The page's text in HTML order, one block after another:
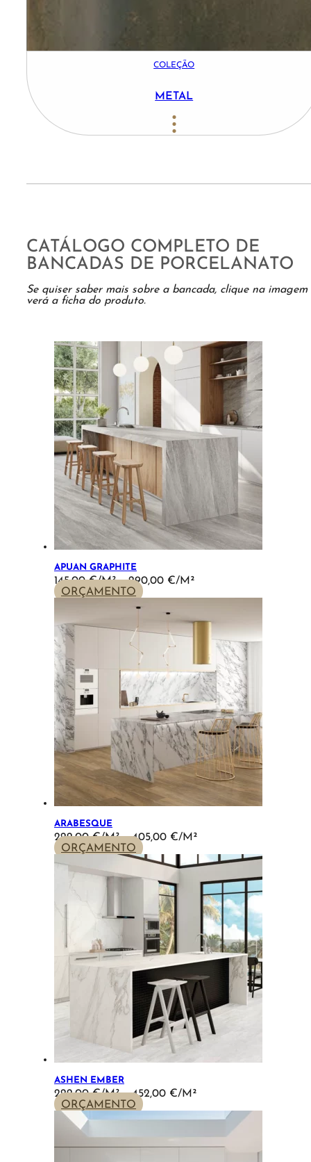
COLEÇÃO
METAL
CATÁLOGO COMPLETO DE
BANCADAS DE PORCELANATO
Se quiser saber mais sobre a bancada, clique na imagem
verá a ficha do produto.
APUAN GRAPHITE
145,00€ – 290,00 €
PRICE
290,00 €
ORÇAMENTO
ARABESQUE
222,00€ – 405,00 €
PRICE
222,00 €
THROUGH
405,00 €
ORÇAMENTO
ASHEN EMBER
222,00€ – 452,00 €
PRICE
222,00 €
THROUGH
452,00 €
ORÇAMENTO